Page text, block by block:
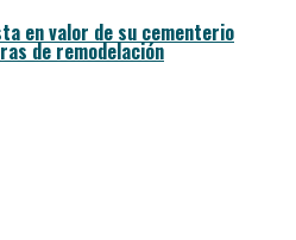
en valor de su cementerio
de remodelación